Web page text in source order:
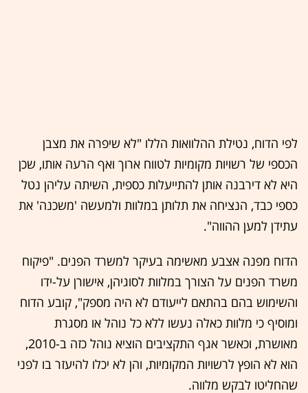
לפי הדוח, נטילת ההלוואות הללו "לא שיפרה את מצבן
הכספי של רשויות מקומיות לטווח ארוך ואף הרעה אותו, שכן
היא לא דירבנה אותן להתייעלות כספית, השיתה עליהן נטל
כספי כבד, הנציחה את תלותן במלוות ולמעשה 'משכנה' את
עתידן למען ההווה".
הדוח מפנה אצבע מאשימה בעיקר למשרד הפנים. "פיקוח
משרד הפנים על הצורך במלוות לסוגיהן, אישורן על-ידו
והשימוש בהם בהתאם לייעודם לא היה מספק", קובע הדוח
ומוסיף כי מלוות כאלה נעשו ללא כל נוהל או מסגרת
מאושרת, וכאשר אגף התקציבים הוציא נוהל כזה ב-2010,
הוא לא הופץ לרשויות המקומיות, והן לא יכלו להיעזר בו לפני
שהחליטו לבקש מלווה.